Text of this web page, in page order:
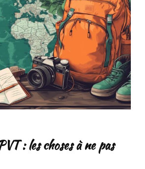
: les choses à ne pas